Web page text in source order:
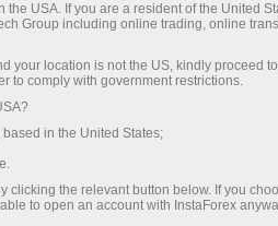
USA. If you are a resident of the United
Group including online trading, online
your location is not the US, kindly proceed
to comply with government restrictions.
in the United States;
clicking the relevant button below. If you
to open an account with InstaForex